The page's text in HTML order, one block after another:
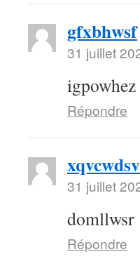
gfxbhwsf
31 juillet
igpowhez
Répondre
xqvcwdsv
31 juillet
domllwsr
Répondre